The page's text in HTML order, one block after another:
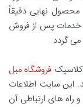
نهایی دقیقاً
خدمات پس از فروش
می گردد.
کلاسیک فروشگاه مبل
این سایت اطلاعات
راه های ارتباطی آن